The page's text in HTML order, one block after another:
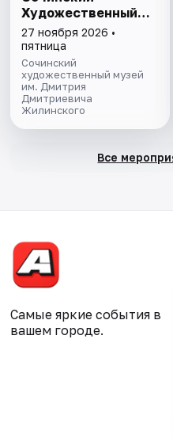
Художественный
музей им. Д.Д.
Жилинского
27 ноября 2026 •
пятница
Сочинский
художественный музей
им. Дмитрия
Дмитриевича
Жилинского
Все
Самые яркие события в
вашем городе.